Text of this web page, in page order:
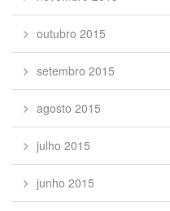
outubro 2015
setembro 2015
agosto 2015
julho 2015
junho 2015